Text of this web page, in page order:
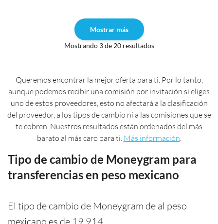
Mostrar más
Mostrando 3 de 20 resultados
Queremos encontrar la mejor oferta para ti. Por lo tanto,
aunque podemos recibir una comisión por invitación si eliges
uno de estos proveedores, esto no afectará a la clasificación
del proveedor, a los tipos de cambio ni a las comisiones que se
te cobren. Nuestros resultados están ordenados del más
barato al más caro para ti. Más información
Tipo de cambio de Moneygram para
transferencias en peso mexicano
El tipo de cambio de Moneygram de al peso
mexicano es de 19,914.